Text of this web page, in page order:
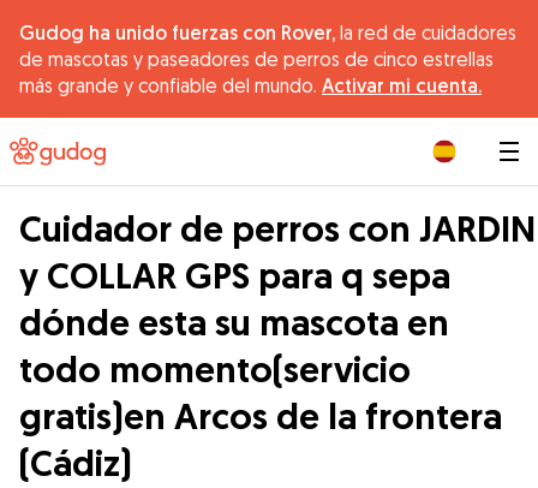
Gudog ha unido fuerzas con Rover, la red de cuidadores
de mascotas y paseadores de perros de cinco estrellas
más grande y confiable del mundo. Activar mi cuenta.
Cuidador de perros con JARDIN
y COLLAR GPS para q sepa
dónde esta su mascota en
todo momento(servicio
gratis)en Arcos de la frontera
(Cádiz)